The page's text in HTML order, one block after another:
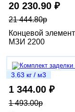
20 230.90 ₽
21 444.80р
Концевой
МЗИ 2200
3.63 кг / м3
1 344.00 ₽
1 493.00р